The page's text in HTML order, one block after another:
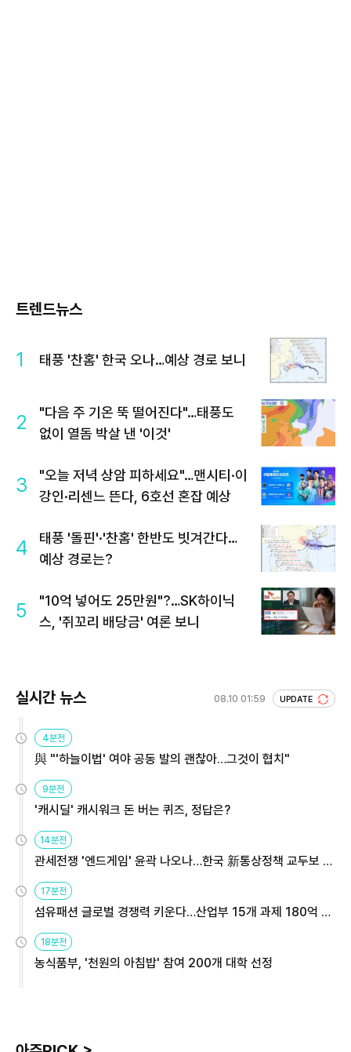
트렌드뉴스
1 태풍 '찬홈' 한국 오나…예상 경로 보니
2
"다음 주 기온 뚝 떨어진다"…태풍도
없이 열돔 박살 낸 '이것'
3
"오늘 저녁 상암 피하세요"…맨시티·이
강인·리센느 뜬다, 6호선 혼잡 예상
4
태풍 '돌핀'·'찬홈' 한반도 빗겨간다…
예상 경로는?
5
"10억 넣어도 25만원"?…SK하이닉
스, '쥐꼬리 배당금' 여론 보니
실시간 뉴스 08.10 01:59 UPDATE
4분전
與 "'하늘이법' 여야 공동 발의 괜찮아…그것이 협치"
9분전
'캐시딜' 캐시워크 돈 버는 퀴즈, 정답은?
14분전
관세전쟁 '엔드게임' 윤곽 나오나…한국 新통상정책 교두보 활
17분전
섬유패션 글로벌 경쟁력 키운다…산업부 15개 과제 180억 지
18분전
농식품부, '천원의 아침밥' 참여 200개 대학 선정